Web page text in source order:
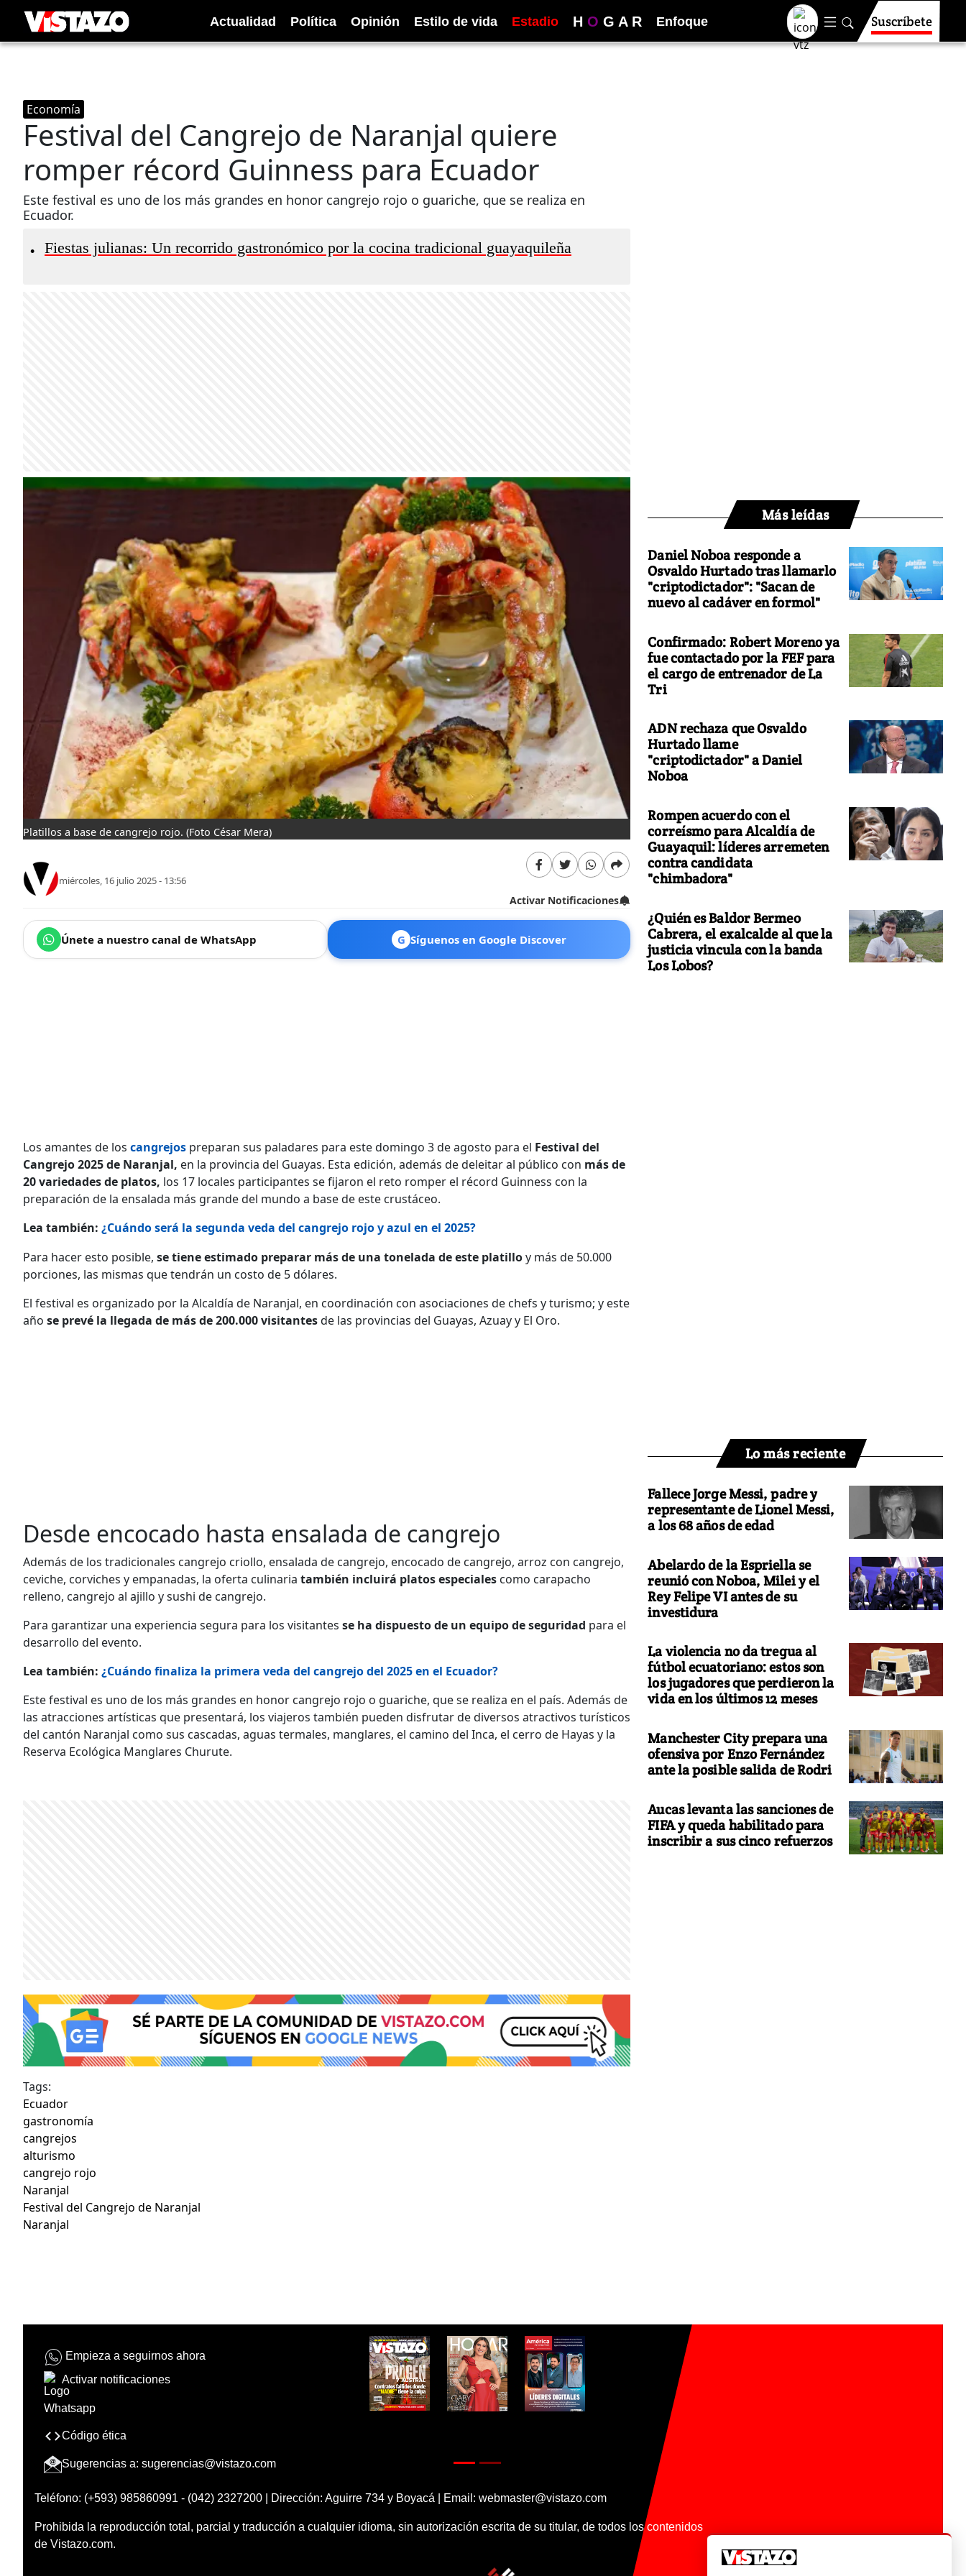
Actualidad Política Opinión Estilo de vida Estadio H O G A R Enfoque Suscríbete
Economía
Festival del Cangrejo de Naranjal quiere
romper récord Guinness para Ecuador
Este festival es uno de los más grandes en honor cangrejo rojo o guariche, que se realiza en
Ecuador.
• Fiestas julianas: Un recorrido gastronómico por la cocina tradicional guayaquileña
Platillos a base de cangrejo rojo. (Foto César Mera)
miércoles, 16 julio 2025 - 13:56
Activar Notificaciones
Únete a nuestro canal de WhatsApp G Síguenos en Google Discover
Los amantes de los cangrejos preparan sus paladares para este domingo 3 de agosto para el Festival del
Cangrejo 2025 de Naranjal, en la provincia del Guayas. Esta edición, además de deleitar al público con más de
20 variedades de platos, los 17 locales participantes se fijaron el reto romper el récord Guinness con la
preparación de la ensalada más grande del mundo a base de este crustáceo.
Lea también: ¿Cuándo será la segunda veda del cangrejo rojo y azul en el 2025?
Para hacer esto posible, se tiene estimado preparar más de una tonelada de este platilloy más de 50.000
porciones, las mismas que tendrán un costo de 5 dólares.
El festival es organizado por la Alcaldía de Naranjal, en coordinación con asociaciones de chefs y turismo; y este
año se prevé la llegada de más de 200.000 visitantesde las provincias del Guayas, Azuay y El Oro.
Desde encocado hasta ensalada de cangrejo
Además de los tradicionales cangrejo criollo, ensalada de cangrejo, encocado de cangrejo, arroz con cangrejo,
ceviche, corviches y empanadas, la oferta culinaria también incluirá platos especiales como carapacho
relleno, cangrejo al ajillo y sushi de cangrejo.
Para garantizar una experiencia segura para los visitantes se ha dispuesto de un equipo de seguridad para el
desarrollo del evento.
Lea también: ¿Cuándo finaliza la primera veda del cangrejo del 2025 en el Ecuador?
Este festival es uno de los más grandes en honor cangrejo rojo o guariche, que se realiza en el país. Además de
las atracciones artísticas que presentará, los viajeros también pueden disfrutar de diversos atractivos turísticos
del cantón Naranjal como sus cascadas, aguas termales, manglares, el camino del Inca, el cerro de Hayas y la
Reserva Ecológica Manglares Churute.
Tags:
Ecuador
gastronomía
cangrejos
alturismo
cangrejo rojo
Naranjal
Festival del Cangrejo de Naranjal
Naranjal
Más leídas
Daniel Noboa responde a
Osvaldo Hurtado tras llamarlo
"criptodictador": "Sacan de
nuevo al cadáver en formol"
Confirmado: Robert Moreno ya
fue contactado por la FEF para
el cargo de entrenador de La
Tri
ADN rechaza que Osvaldo
Hurtado llame
"criptodictador" a Daniel
Noboa
Rompen acuerdo con el
correísmo para Alcaldía de
Guayaquil: líderes arremeten
contra candidata
"chimbadora"
¿Quién es Baldor Bermeo
Cabrera, el exalcalde al que la
justicia vincula con la banda
Los Lobos?
Lo más reciente
Fallece Jorge Messi, padre y
representante de Lionel Messi,
a los 68 años de edad
Abelardo de la Espriella se
reunió con Noboa, Milei y el
Rey Felipe VI antes de su
investidura
La violencia no da tregua al
fútbol ecuatoriano: estos son
los jugadores que perdieron la
vida en los últimos 12 meses
Manchester City prepara una
ofensiva por Enzo Fernández
ante la posible salida de Rodri
Aucas levanta las sanciones de
FIFA y queda habilitado para
inscribir a sus cinco refuerzos
Empieza a seguirnos ahora
Activar notificaciones
Código ética
Sugerencias a: sugerencias@vistazo.com
Teléfono: (+593) 985860991 - (042) 2327200 | Dirección: Aguirre 734 y Boyacá | Email: webmaster@vistazo.com
Prohibida la reproducción total, parcial y traducción a cualquier idioma, sin autorización escrita de su titular, de todos los contenidos
de Vistazo.com.